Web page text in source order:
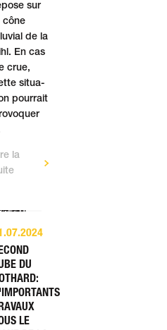
sur
cône
de la
En cas
crue,
situa­
pour­rait
la
DU
LE